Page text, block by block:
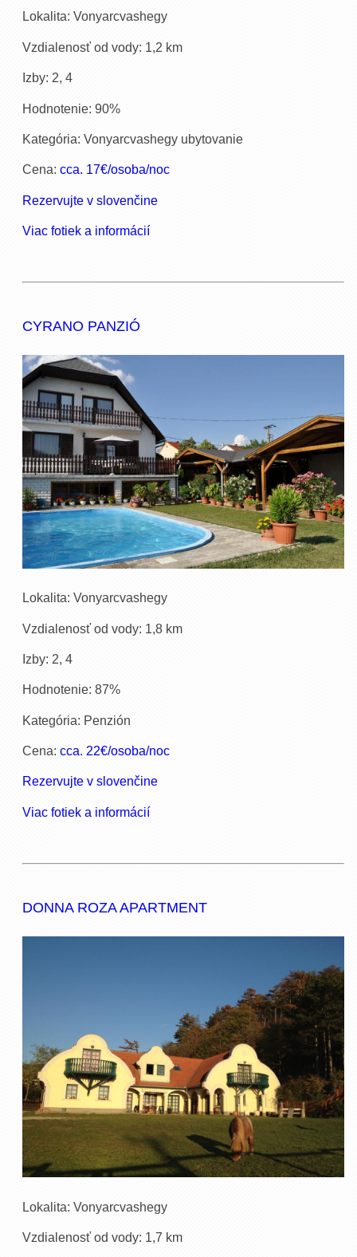
Lokalita: Vonyarcvashegy
Vzdialenosť od vody: 1,2 km
Izby: 2, 4
Hodnotenie: 90%
Kategória: Vonyarcvashegy ubytovanie
Cena:cca. 17€/osoba/noc
Rezervujte v slovenčine
Viac fotiek a informácií
CYRANO PANZIÓ
Lokalita: Vonyarcvashegy
Vzdialenosť od vody: 1,8 km
Izby: 2, 4
Hodnotenie: 87%
Kategória: Penzión
Cena:cca. 22€/osoba/noc
Rezervujte v slovenčine
Viac fotiek a informácií
DONNA ROZA APARTMENT
Lokalita: Vonyarcvashegy
Vzdialenosť od vody: 1,7 km